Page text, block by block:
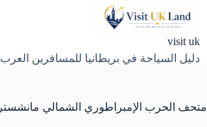
visit uk
دليل السياحة في بريطانيا للمسافرين العرب
متحف الحرب الإمبراطوري الشمالي مانشستر